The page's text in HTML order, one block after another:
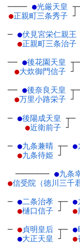
──── ●光厳天皇 ┬
●正親町三条秀子 ┘
─ ●伏見宮栄仁親王
●正親町三条治子
── ●後花園天皇 ┬
●大炊御門信子 ┘
── ●後奈良天皇 ┬
●万里小路栄子 ┘
─ ●後陽成天皇 ┬
●近衛前子 ┘
─
─ ●九条兼晴 ┬
●九条待姫 ┘
─ ●
─────── ●九条
●信受院（徳川三千君
─ ●二条治孝 ┬
●樋口信子 ┘
─ ●
●
─ ●貞明皇后 ┬
●大正天皇 ┘
─ ●
●